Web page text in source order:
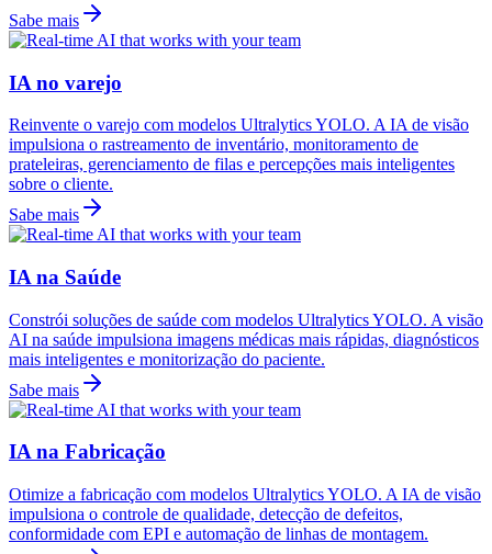
Sabe mais
IA no varejo
Reinvente o varejo com modelos Ultralytics YOLO. A IA de visão
impulsiona o rastreamento de inventário, monitoramento de
prateleiras, gerenciamento de filas e percepções mais inteligentes
sobre o cliente.
Sabe mais
IA na Saúde
Constrói soluções de saúde com modelos Ultralytics YOLO. A visão
AI na saúde impulsiona imagens médicas mais rápidas, diagnósticos
mais inteligentes e monitorização do paciente.
Sabe mais
IA na Fabricação
Otimize a fabricação com modelos Ultralytics YOLO. A IA de visão
impulsiona o controle de qualidade, detecção de defeitos,
conformidade com EPI e automação de linhas de montagem.